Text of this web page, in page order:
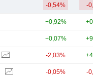
-0,54% -
+0,92%
+0,07%
-2,03%
-0,05% -